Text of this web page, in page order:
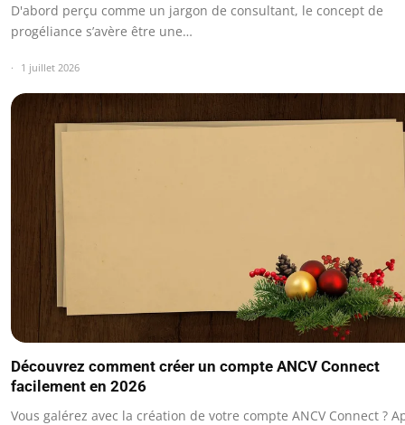
D'abord perçu comme un jargon de consultant, le concept de
progéliance s’avère être une…
1 juillet 2026
Découvrez comment créer un compte ANCV Connect
facilement en 2026
Vous galérez avec la création de votre compte ANCV Connect ?